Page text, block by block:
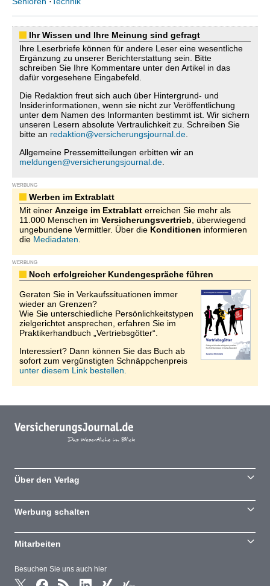
Ihr Wissen und Ihre Meinung sind gefragt
Ihre Leserbriefe können für andere Leser eine wesentliche
Ergänzung zu unserer Berichterstattung sein. Bitte
schreiben Sie Ihre Kommentare unter den Artikel in das
dafür vorgesehene Eingabefeld.
Die Redaktion freut sich auch über Hintergrund- und
Insiderinformationen, wenn sie nicht zur Veröffentlichung
unter dem Namen des Informanten bestimmt ist. Wir sichern
unseren Lesern absolute Vertraulichkeit zu. Schreiben Sie
bitte an redaktion@versicherungsjournal.de
Allgemeine Pressemitteilungen erbitten wir an
meldungen@versicherungsjournal.de
WERBUNG
Werben im Extrablatt
Mit einer Anzeige im Extrablatt erreichen Sie mehr als
11.000 Menschen im Versicherungsvertrieb , überwiegend
ungebundene Vermittler. Über die Konditionen informieren
die Mediadaten
WERBUNG
Noch erfolgreicher Kundengespräche führen
Geraten Sie in Verkaufssituationen immer
wieder an Grenzen?
Wie Sie unterschiedliche Persönlichkeitstypen
zielgerichtet ansprechen, erfahren Sie im
Praktikerhandbuch „Vertriebsgötter“.
Interessiert? Dann können Sie das Buch ab
sofort zum vergünstigten Schnäppchenpreis
unter diesem Link bestellen.
Besuchen Sie uns auch hier
Über den Verlag
Werbung schalten
Mitarbeiten